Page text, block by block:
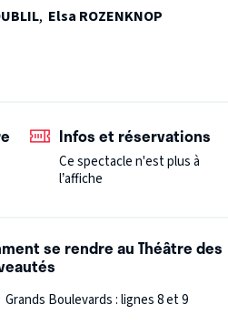
quiproquos se succèdent !
une situation très… délicate !
, Elsa ROZENKNOP
Infos et réservations
Ce spectacle n'est plus à
l’affiche
se rendre au Théâtre des
Grands Boulevards : lignes 8 et 9